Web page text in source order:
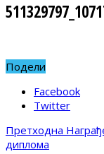
Подели
Facebook
Twitter
Претходна
диплома